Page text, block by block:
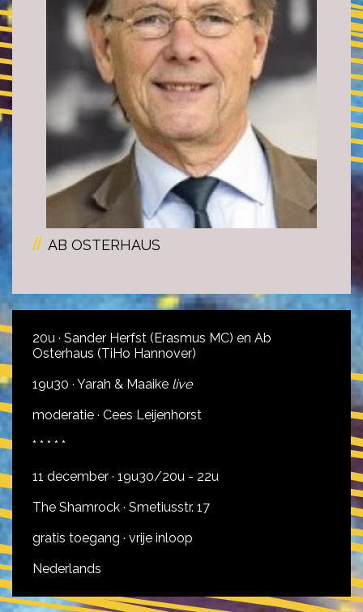
AB OSTERHAUS
20u · Sander Herfst (Erasmus MC) en Ab
Osterhaus (TiHo Hannover)
19u30 · Yarah & Maaike live
moderatie · Cees Leijenhorst
* * * * *
11 december · 19u30/20u - 22u
The Shamrock · Smetiusstr. 17
gratis toegang · vrije inloop
Nederlands